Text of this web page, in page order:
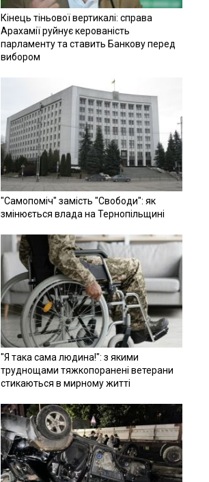
Кінець тіньової вертикалі: справа
Арахамії руйнує керованість
парламенту та ставить Банкову перед
вибором
"Самопоміч" замість "Свободи": як
змінюється влада на Тернопільщині
"Я така сама людина!": з якими
труднощами тяжкопоранені ветерани
стикаються в мирному житті